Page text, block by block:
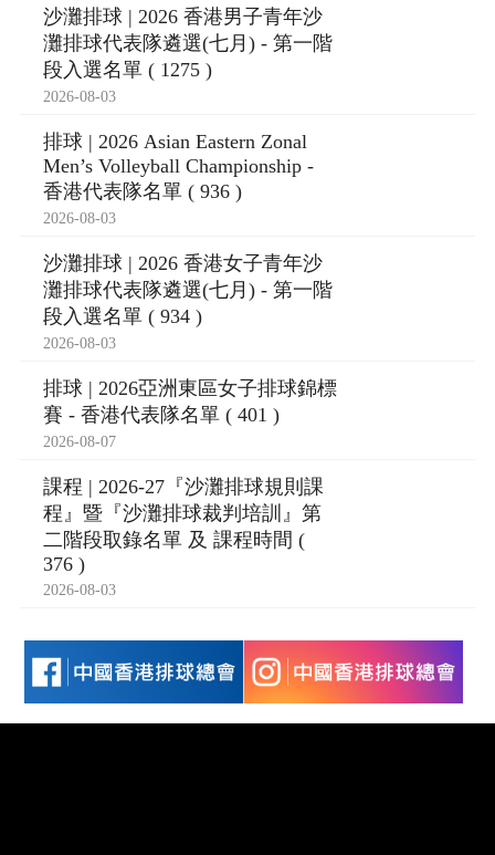
沙灘排球 | 2026 香港男子青年沙
灘排球代表隊遴選(七月) - 第一階
段入選名單 ( 1275 )
2026-08-03
排球 | 2026 Asian Eastern Zonal
Men’s Volleyball Championship -
香港代表隊名單 ( 936 )
2026-08-03
沙灘排球 | 2026 香港女子青年沙
灘排球代表隊遴選(七月) - 第一階
段入選名單 ( 934 )
2026-08-03
排球 | 2026亞洲東區女子排球錦標
賽 - 香港代表隊名單 ( 401 )
2026-08-07
課程 | 2026-27『沙灘排球規則課
程』暨『沙灘排球裁判培訓』第
二階段取錄名單 及 課程時間 (
376 )
2026-08-03